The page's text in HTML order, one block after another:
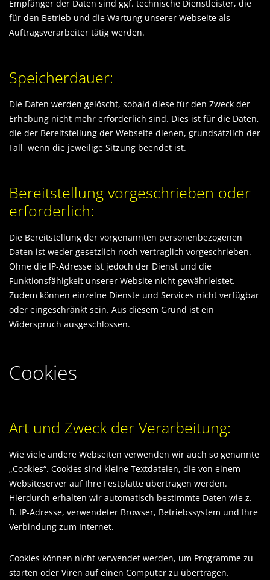
Empfänger der Daten sind ggf. technische Dienstleister, die
für den Betrieb und die Wartung unserer Webseite als
Auftragsverarbeiter tätig werden.
Speicherdauer:
Die Daten werden gelöscht, sobald diese für den Zweck der
Erhebung nicht mehr erforderlich sind. Dies ist für die Daten,
die der Bereitstellung der Webseite dienen, grundsätzlich der
Fall, wenn die jeweilige Sitzung beendet ist.
Bereitstellung vorgeschrieben oder
erforderlich:
Die Bereitstellung der vorgenannten personenbezogenen
Daten ist weder gesetzlich noch vertraglich vorgeschrieben.
Ohne die IP-Adresse ist jedoch der Dienst und die
Funktionsfähigkeit unserer Website nicht gewährleistet.
Zudem können einzelne Dienste und Services nicht verfügbar
oder eingeschränkt sein. Aus diesem Grund ist ein
Widerspruch ausgeschlossen.
Cookies
Art und Zweck der Verarbeitung:
Wie viele andere Webseiten verwenden wir auch so genannte
„Cookies“. Cookies sind kleine Textdateien, die von einem
Websiteserver auf Ihre Festplatte übertragen werden.
Hierdurch erhalten wir automatisch bestimmte Daten wie z.
B. IP-Adresse, verwendeter Browser, Betriebssystem und Ihre
Verbindung zum Internet.
Cookies können nicht verwendet werden, um Programme zu
starten oder Viren auf einen Computer zu übertragen.